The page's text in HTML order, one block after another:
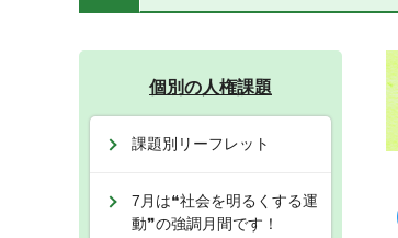
個別の人権課題
課題別リーフレット
7月は❝社会を明るくする運
動❞の強調月間です！